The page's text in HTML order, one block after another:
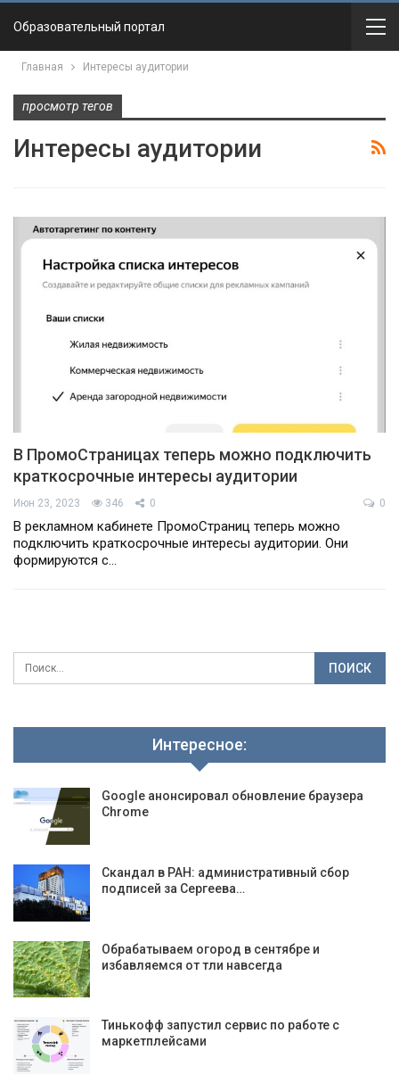
Образовательный портал
Главная Интересы аудитории
просмотр тегов
Интересы аудитории
В ПромоСтраницах теперь можно подключить
краткосрочные интересы аудитории
Июн 23, 2023 346 0 0
В рекламном кабинете ПромоСтраниц теперь можно
подключить краткосрочные интересы аудитории. Они
формируются с…
Интересное:
Google анонсировал обновление браузера
Chrome
Скандал в РАН: административный сбор
подписей за Сергеева…
Обрабатываем огород в сентябре и
избавляемся от тли навсегда
Тинькофф запустил сервис по работе с
маркетплейсами